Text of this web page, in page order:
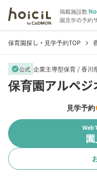
掲載施設数
園見学の予約
保育園探し・見学予約TOP chevron_right
verified公式 企業主導型保育 /香川
保育園アルペ
見学予約
Web